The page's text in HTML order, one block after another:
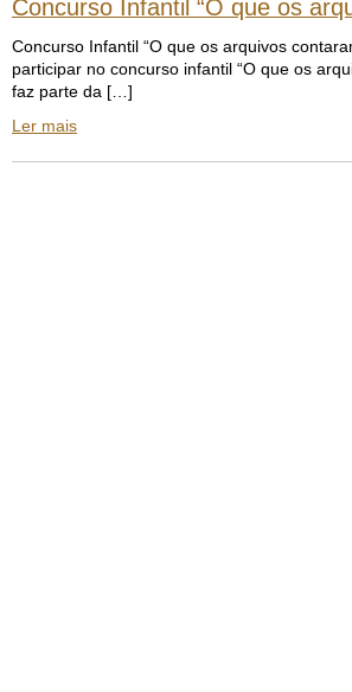
Concurso Infantil “O que os
Concurso Infantil “O que os arquivos
participar no concurso infantil “O que os
faz parte da […]
Ler mais